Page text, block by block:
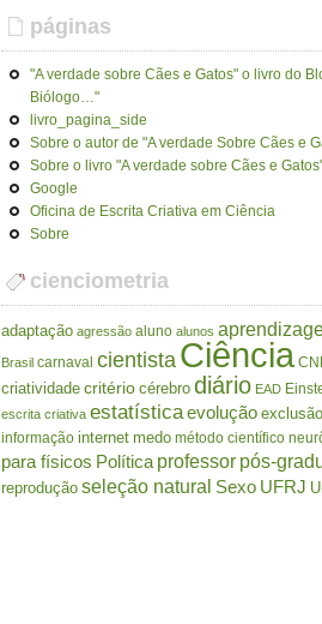
páginas
"A verdade sobre Cães e Gatos" o livro do
Biólogo…"
livro_pagina_side
Sobre o autor de "A verdade Sobre Cães e
Sobre o livro "A verdade sobre Cães e
Google
Oficina de Escrita Criativa em Ciência
Sobre
cienciometria
adaptação agressão aluno alunos
Brasil carnaval cientista Ciência
criatividade critério cérebro diário EAD
escrita criativa estatísticaevolução
informação internet medo método científico
para físicos Política professor pós-
reprodução seleção natural Sexo UFRJ